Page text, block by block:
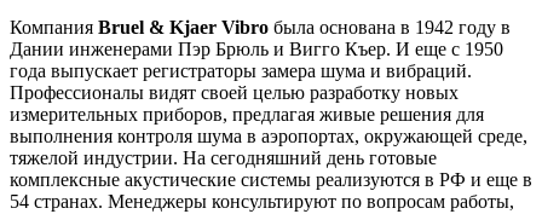
Компания Bruel & Kjaer Vibro была основана в 1942 году в
Дании инженерами Пэр Брюль и Вигго Къер. И еще с 1950
года выпускает регистраторы замера шума и вибраций.
Профессионалы видят своей целью разработку новых
измерительных приборов, предлагая живые решения для
выполнения контроля шума в аэропортах, окружающей среде,
тяжелой индустрии. На сегодняшний день готовые
комплексные акустические системы реализуются в РФ и еще в
54 странах. Менеджеры консультируют по вопросам работы,